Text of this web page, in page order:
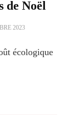
de Noël
2023
écologique